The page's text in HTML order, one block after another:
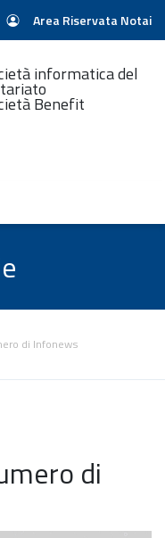
Area Riservata Notai
informatica del
Benefit
di Infonews
di